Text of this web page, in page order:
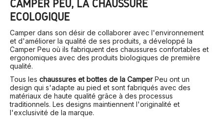
CAMPER PEU, LA CHAUSSURE
ÉCOLOGIQUE
Camper dans son désir de collaborer avec l'environnement
et d'améliorer la qualité de ses produits, a développé la
Camper Peu où ils fabriquent des chaussures confortables et
ergonomiques avec des produits biologiques de première
qualité.
Tous les chaussures et bottes de la CamperPeu ont un
design qui s'adapte au pied et sont fabriqués avec des
matériaux de haute qualité grâce à des processus
traditionnels. Les designs maintiennent l'originalité et
l'exclusivité de la marque.